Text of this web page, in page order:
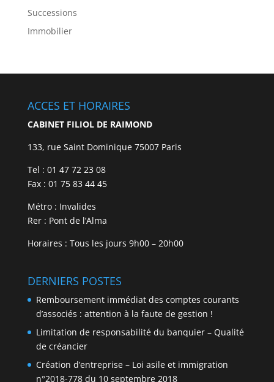
Successions
Immobilier
ACCES ET HORAIRES
CABINET FILIOL DE RAIMOND
133, rue Saint Dominique 75007 Paris
Tel : 01 47 72 23 08
Fax : 01 75 83 44 45
Métro : Invalides
Rer : Pont de l’Alma
Horaires : Tous les jours 9h00 – 20h00
DERNIERS POSTES
Remboursement immédiat des comptes courants
d’associés : attention à la faute de gestion !
Limitation de responsabilité du banquier – Qualité
de créancier
Création d’entreprise – Loi asile et immigration
n°2018-778 du 10 septembre 2018